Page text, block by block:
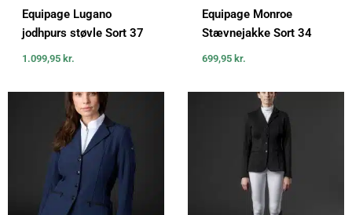
Equipage Lugano
jodhpurs støvle Sort 37
1.099,95 kr.
Equipage Monroe
Stævnejakke Sort 34
699,95 kr.